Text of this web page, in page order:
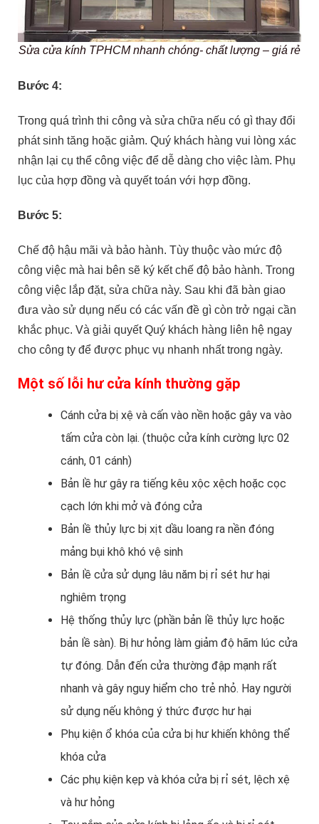
Sửa cửa kính TPHCM nhanh chóng- chất lượng – giá rẻ
Bước 4:
Trong quá trình thi công và sửa chữa nếu có gì thay đổi
phát sinh tăng hoặc giảm. Quý khách hàng vui lòng xác
nhận lại cụ thể công việc để dễ dàng cho việc làm. Phụ
lục của hợp đồng và quyết toán với hợp đồng.
Bước 5:
Chế độ hậu mãi và bảo hành. Tùy thuộc vào mức độ
công việc mà hai bên sẽ ký kết chế độ bảo hành. Trong
công việc lắp đặt, sửa chữa này. Sau khi đã bàn giao
đưa vào sử dụng nếu có các vấn đề gì còn trở ngại cần
khắc phục. Và giải quyết Quý khách hàng liên hệ ngay
cho công ty để được phục vụ nhanh nhất trong ngày.
Một số lỗi hư cửa kính thường gặp
Cánh cửa bị xệ và cấn vào nền hoặc gây va vào
tấm cửa còn lại. (thuộc cửa kính cường lực 02
cánh, 01 cánh)
Bản lề hư gây ra tiếng kêu xộc xệch hoặc cọc
cạch lớn khi mở và đóng cửa
Bản lề thủy lực bị xịt dầu loang ra nền đóng
mảng bụi khô khó vệ sinh
Bản lề cửa sử dụng lâu năm bị rỉ sét hư hại
nghiêm trọng
Hệ thống thủy lực (phần bản lề thủy lực hoặc
bản lề sàn). Bị hư hỏng làm giảm độ hãm lúc cửa
tự đóng. Dẫn đến cửa thường đập mạnh rất
nhanh và gây nguy hiểm cho trẻ nhỏ. Hay người
sử dụng nếu không ý thức được hư hại
Phụ kiện ổ khóa của cửa bị hư khiến không thể
khóa cửa
Các phụ kiện kẹp và khóa cửa bị rỉ sét, lệch xệ
và hư hỏng